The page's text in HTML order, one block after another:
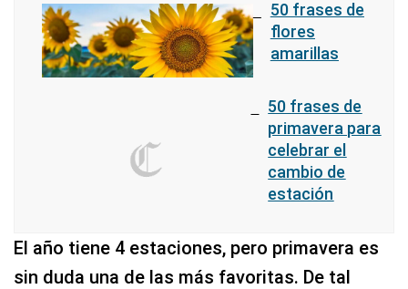
50 frases de
flores
amarillas
50 frases de
primavera para
celebrar el
cambio de
estación
El año tiene 4 estaciones, pero primavera es
sin duda una de las más favoritas. De tal